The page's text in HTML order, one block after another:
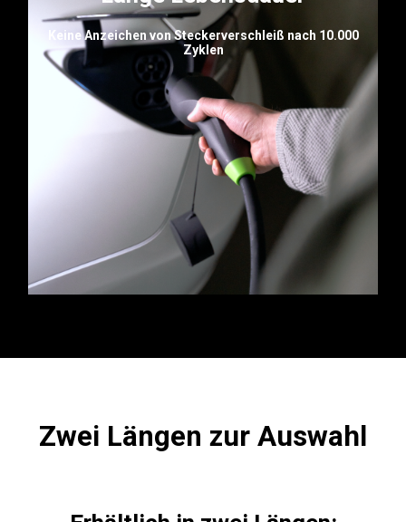
Keine Anzeichen von Steckerverschleiß nach 10.000
Zyklen
Zwei Längen zur Auswahl